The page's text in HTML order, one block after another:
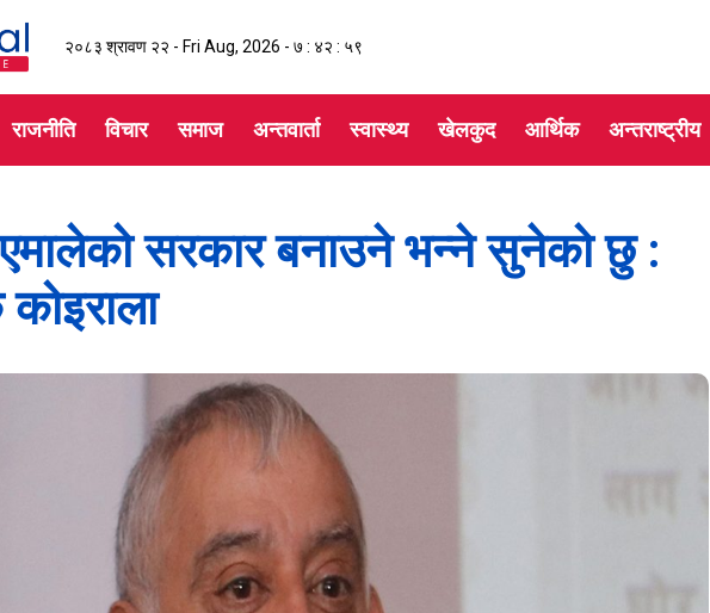
२०८३ श्रावण २२ - Fri Aug, 2026 - ७ : ४३ : ००
राजनीति विचार समाज अन्तवार्ता स्वास्थ्य खेलकुद आर्थिक अन्तराष्ट्रीय
सरकार बनाउने भन्ने सुनेको छु :